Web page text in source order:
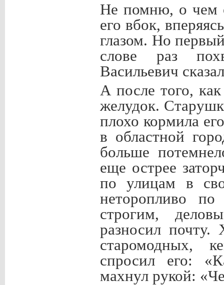
Не помню, о чем
его вбок,
глазом. Но
слове раз
Васильевич
А после того,
желудок.
плохо кормила
в областной
больше
еще острее
по улицам в
неторопливо
строгим,
разносил почту.
старомодных,
спросил его:
махнул рукой: